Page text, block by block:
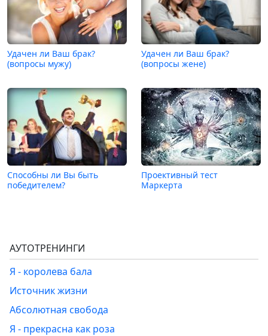
Удачен ли Ваш брак?
(вопросы мужу)
Удачен ли Ваш брак?
(вопросы жене)
Способны ли Вы быть
победителем?
Проективный тест
Маркерта
АУТОТРЕНИНГИ
Я - королева бала
Источник жизни
Абсолютная свобода
Я - прекрасна как роза